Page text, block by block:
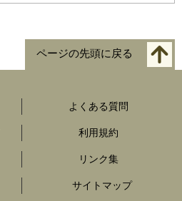
ページの先頭に戻る
よくある質問
利用規約
リンク集
サイトマップ